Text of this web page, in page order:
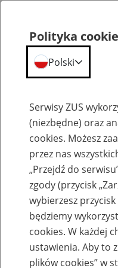
Emerytury
Baza
Polityka
Polski
Serwisy ZUS
(niezbędne) oraz
cookies. Możesz
przez nas
„Przejdź do
zgody (przycisk
wybierzesz
będziemy
cookies. W każdej
ustawienia. Aby to
plików cookies” w